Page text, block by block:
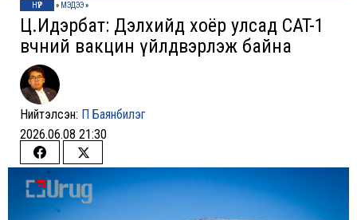
НҮҮР » МЭДЭЭ»
Ц.Идэрбат: Дэлхийд хоёр улсад CAT-1
өвчний вакцин үйлдвэрлэж байна
Нийтэлсэн: П Баянбилэг
2026.06.08 21:30
Share
on
Facebook
Share
on